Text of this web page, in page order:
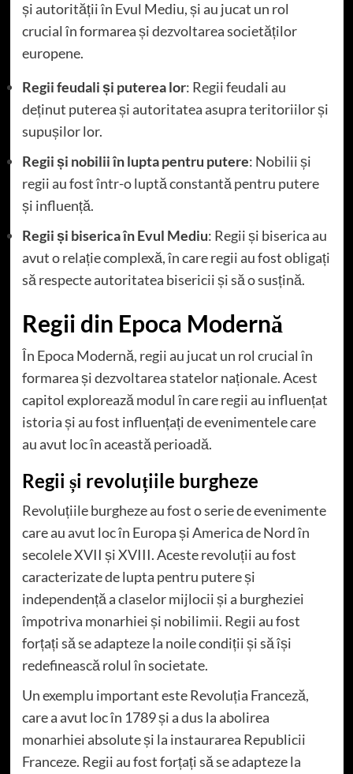
și autorității în Evul Mediu, și au jucat un rol
crucial în formarea și dezvoltarea societăților
europene.
Regii feudali și puterea lor: Regii feudali au
deținut puterea și autoritatea asupra teritoriilor și
supușilor lor.
Regii și nobilii în lupta pentru putere: Nobilii și
regii au fost într-o luptă constantă pentru putere
și influență.
Regii și biserica în Evul Mediu: Regii și biserica au
avut o relație complexă, în care regii au fost obligați
să respecte autoritatea bisericii și să o susțină.
Regii din Epoca Modernă
În Epoca Modernă, regii au jucat un rol crucial în
formarea și dezvoltarea statelor naționale. Acest
capitol explorează modul în care regii au influențat
istoria și au fost influențați de evenimentele care
au avut loc în această perioadă.
Regii și revoluțiile burgheze
Revoluțiile burgheze au fost o serie de evenimente
care au avut loc în Europa și America de Nord în
secolele XVII și XVIII. Aceste revoluții au fost
caracterizate de lupta pentru putere și
independență a claselor mijlocii și a burgheziei
împotriva monarhiei și nobilimii. Regii au fost
forțați să se adapteze la noile condiții și să își
redefinească rolul în societate.
Un exemplu important este Revoluția Franceză,
care a avut loc în 1789 și a dus la abolirea
monarhiei absolute și la instaurarea Republicii
Franceze. Regii au fost forțați să se adapteze la